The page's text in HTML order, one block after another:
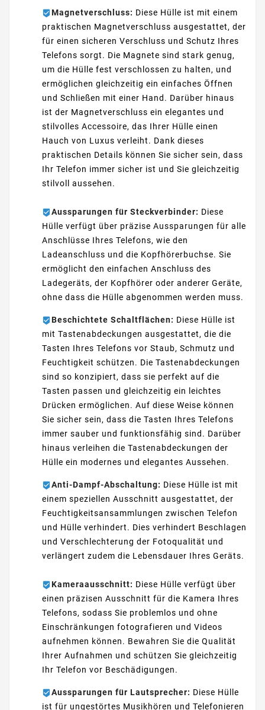
Magnetverschluss: Diese Hülle ist mit einem
praktischen Magnetverschluss ausgestattet, der
für einen sicheren Verschluss und Schutz Ihres
Telefons sorgt. Die Magnete sind stark genug,
um die Hülle fest verschlossen zu halten, und
ermöglichen gleichzeitig ein einfaches Öffnen
und Schließen mit einer Hand. Darüber hinaus
ist der Magnetverschluss ein elegantes und
stilvolles Accessoire, das Ihrer Hülle einen
Hauch von Luxus verleiht. Dank dieses
praktischen Details können Sie sicher sein, dass
Ihr Telefon immer sicher ist und Sie gleichzeitig
stilvoll aussehen.
Aussparungen für Steckverbinder: Diese
Hülle verfügt über präzise Aussparungen für alle
Anschlüsse Ihres Telefons, wie den
Ladeanschluss und die Kopfhörerbuchse. Sie
ermöglicht den einfachen Anschluss des
Ladegeräts, der Kopfhörer oder anderer Geräte,
ohne dass die Hülle abgenommen werden muss.
Beschichtete Schaltflächen: Diese Hülle ist
mit Tastenabdeckungen ausgestattet, die die
Tasten Ihres Telefons vor Staub, Schmutz und
Feuchtigkeit schützen. Die Tastenabdeckungen
sind so konzipiert, dass sie perfekt auf die
Tasten passen und gleichzeitig ein leichtes
Drücken ermöglichen. Auf diese Weise können
Sie sicher sein, dass die Tasten Ihres Telefons
immer sauber und funktionsfähig sind. Darüber
hinaus verleihen die Tastenabdeckungen der
Hülle ein modernes und elegantes Aussehen.
Anti-Dampf-Abschaltung: Diese Hülle ist mit
einem speziellen Ausschnitt ausgestattet, der
Feuchtigkeitsansammlungen zwischen Telefon
und Hülle verhindert. Dies verhindert Beschlagen
und Verschlechterung der Fotoqualität und
verlängert zudem die Lebensdauer Ihres Geräts.
Kameraausschnitt: Diese Hülle verfügt über
einen präzisen Ausschnitt für die Kamera Ihres
Telefons, sodass Sie problemlos und ohne
Einschränkungen fotografieren und Videos
aufnehmen können. Bewahren Sie die Qualität
Ihrer Aufnahmen und schützen Sie gleichzeitig
Ihr Telefon vor Beschädigungen.
Aussparungen für Lautsprecher: Diese Hülle
ist für ungestörtes Musikhören und Telefonieren